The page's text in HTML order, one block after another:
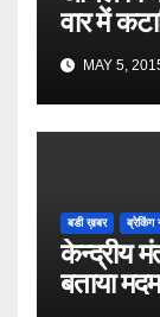
वार में
MAY 5,
बडी ख़बर ब्रेकिंग
केन्द्रीय
बताया